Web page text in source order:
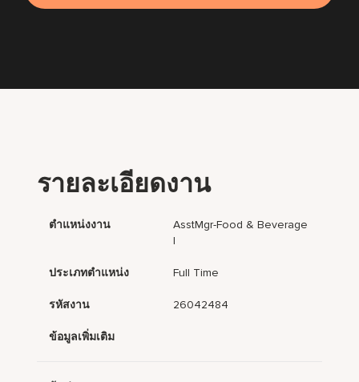
รายละเอียดงาน
ตำแหน่งงาน
AsstMgr-Food & Beverage
I
ประเภทตำแหน่ง Full Time
รหัสงาน 26042484
ข้อมูลเพิ่มเติม